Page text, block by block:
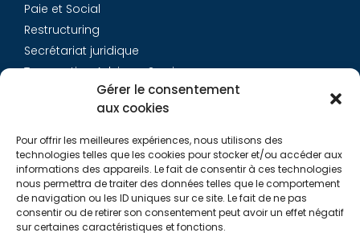
Gérer le consentement
aux cookies
Pour offrir les meilleures expériences, nous utilisons des
technologies telles que les cookies pour stocker et/ou accéder aux
informations des appareils. Le fait de consentir à ces technologies
nous permettra de traiter des données telles que le comportement
de navigation ou les ID uniques sur ce site. Le fait de ne pas
consentir ou de retirer son consentement peut avoir un effet négatif
sur certaines caractéristiques et fonctions.
Paie et Social
Restructuring
Secrétariat juridique
Transaction Advisory Services
Équipe
Carrières
Contact
Liens utiles